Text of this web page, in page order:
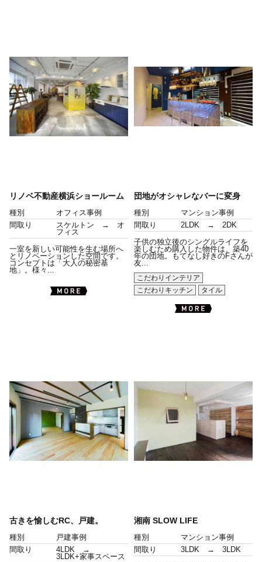
リノベ不動産横浜ショールーム
種別
オフィス事例
間取り
スケルトン → オ
フィス
一室を新しい可能性を生む場所へ
とリノベーションした空間です。
コンセプトは「大人の秘密基
地」。様々...
団地がオシャレなバーに変身
種別
マンション事例
間取り
2LDK → 2DK
子供の独立後のシングルライフを
楽しむため購入した物件は、築40
年の団地。もてなし好きのFさんが
友...
こだわりインテリア
こだわりキッチン
タイル
古きを愉しむRC、戸建。
種別
戸建事例
間取り
4LDK →
3LDK+家事スペース
湘南 SLOW LIFE
種別
マンション事例
間取り
3LDK → 3LDK